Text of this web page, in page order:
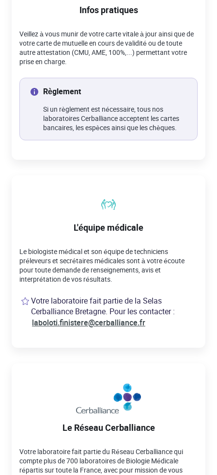
Infos pratiques
Veillez à vous munir de votre carte vitale à jour ainsi que de
votre carte de mutuelle en cours de validité ou de toute
autre attestation (CMU, AME, 100%,...) permettant votre
prise en charge.
Règlement
Si un règlement est nécessaire, tous nos
laboratoires Cerballiance acceptent les cartes
bancaires, les espèces ainsi que les chèques.
L'équipe médicale
Le biologiste médical et son équipe de techniciens
préleveurs et secrétaires médicales sont à votre écoute
pour toute demande de renseignements, avis et
interprétation de vos résultats.
Votre laboratoire fait partie de la Selas
Cerballiance Bretagne. Pour les contacter :
laboloti.finistere@cerballiance.fr
Le Réseau Cerballiance
Votre laboratoire fait partie du Réseau Cerballiance qui
compte plus de 700 laboratoires de Biologie Médicale
répartis sur toute la France, avec pour mission de vous